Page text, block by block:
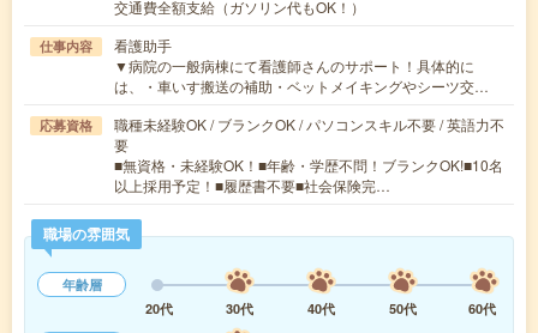
交通費全額支給（ガソリン代もOK！）
仕事内容
看護助手
▼病院の一般病棟にて看護師さんのサポート！具体的に
は、・車いす搬送の補助・ベットメイキングやシーツ交…
応募資格
職種未経験OK / ブランクOK / パソコンスキル不要 / 英語力不
要
■無資格・未経験OK！■年齢・学歴不問！ブランクOK!■10名
以上採用予定！■履歴書不要■社会保険完…
職場の雰囲気
年齢層
20代
30代 40代 50代
60代